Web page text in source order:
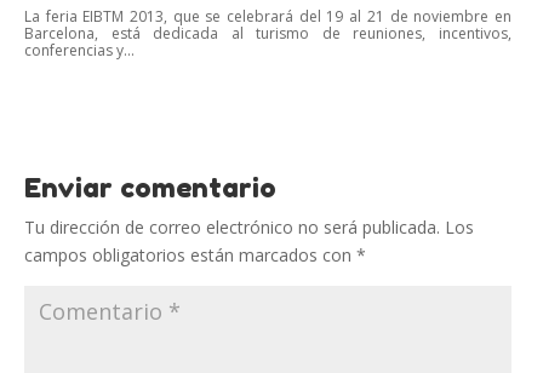
La feria EIBTM 2013, que se celebrará del 19 al 21 de noviembre en
Barcelona, está dedicada al turismo de reuniones, incentivos,
conferencias y...
Enviar comentario
Tu dirección de correo electrónico no será publicada. Los
campos obligatorios están marcados con *